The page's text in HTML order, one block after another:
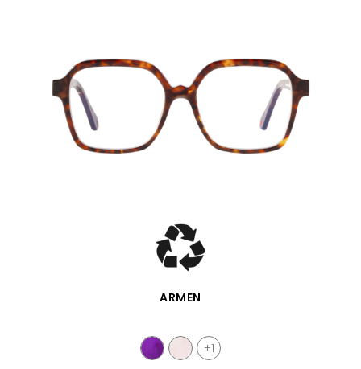
APERÇU RAPIDE
ARMEN
+1